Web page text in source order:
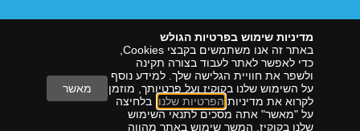
הראל דיגיטלשיווק עם תוצאות
מדיניות שימוש בפרטיות הגולש
כדי לאפשר לאתר לעבוד בצורה תקינה
ולשפר את חוויית הגלישה שלך. למידע נוסף
על השימוש שלנו בקוקיז ועל פרטיותך, מוזמן
לקרוא את מדיניות הפרטיות שלנו . בלחיצה
על "מאשר" אתה מסכים לתנאי השימוש
שלנו בקוקיז. המשך שימוש באתר מהווה
מאשר